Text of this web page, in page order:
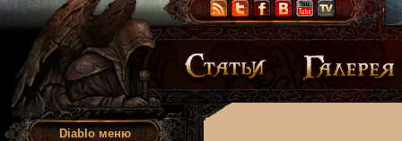
Diablo меню